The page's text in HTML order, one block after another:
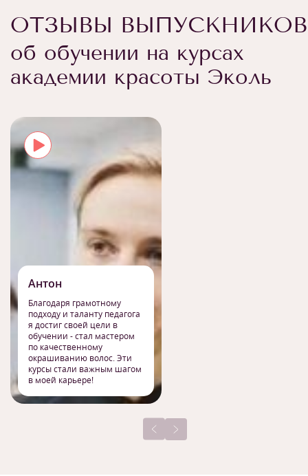
ОТЗЫВЫ ВЫПУСКНИКОВ
об обучении на курсах
академии красоты Эколь
Антон
Благодаря грамотному
подходу и таланту педагога
я достиг своей цели в
обучении - стал мастером
по качественному
окрашиванию волос. Эти
курсы стали важным шагом
в моей карьере!